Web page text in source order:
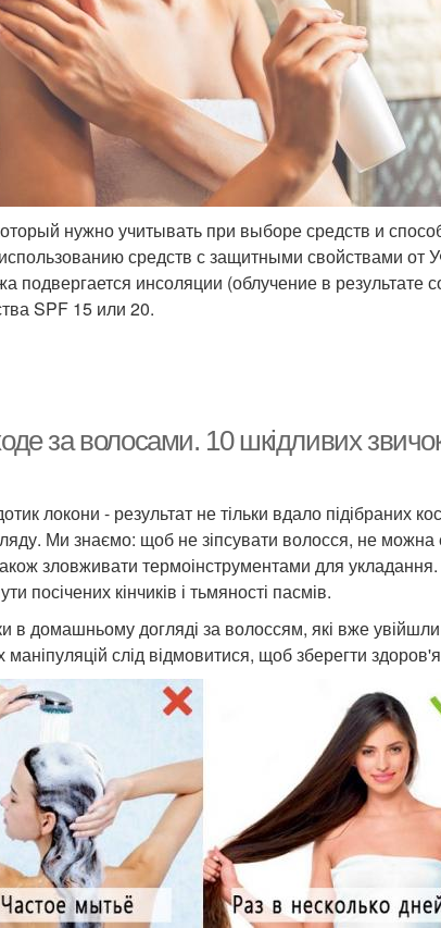
нужно учитывать при выборе средств и
средств с защитными свойствами от
подвергается инсоляции (облучение в результате
SPF 15 или 20.
за волосами. 10 шкідливих
локони - результат не тільки вдало підібраних
Ми знаємо: щоб не зіпсувати волосся, не можна
зловживати термоінструментами для
посічених кінчиків і тьмяності пасмів.
домашньому догляді за волоссям, які вже увійшли
слід відмовитися, щоб зберегти